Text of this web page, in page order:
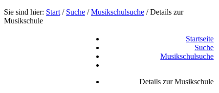
Sie sind hier: Start / Suche /Musikschulsuche /Details zur
Musikschule
Startseite
Suche
Musikschulsuche
Details zur Musikschule